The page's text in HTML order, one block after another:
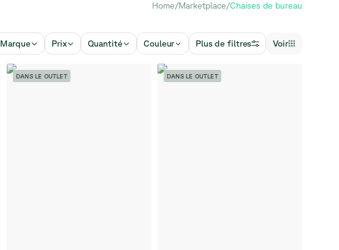
Home/Marketplace/Chaises de bureau
Marque Prix Quantité Couleur Plus de filtres Voir
DANS LE OUTLET DANS LE OUTLET